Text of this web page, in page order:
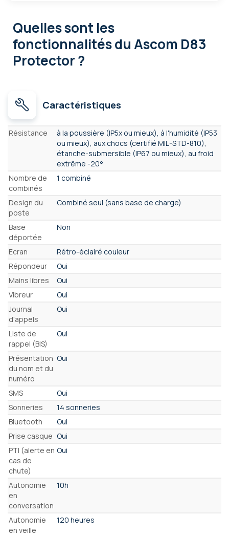
Quelles sont les
fonctionnalitésdu Ascom D83
Protector ?
Caractéristiques
Caractéristiques
Résistance
à la poussière (IP5x ou mieux), à l'humidité (IP53
ou mieux), aux chocs (certifié MIL-STD-810),
étanche-submersible (IP67 ou mieux), au froid
extrême -20°
Nombre de
combinés
1 combiné
Design du
poste
Combiné seul (sans base de charge)
Base
déportée
Non
Ecran
Rétro-éclairé couleur
Répondeur
Oui
Mains libres
Oui
Vibreur
Oui
Journal
d'appels
Oui
Liste de
rappel (BIS)
Oui
Présentation
du nom et du
numéro
Oui
SMS
Oui
Sonneries
14 sonneries
Bluetooth
Oui
Prise casque Oui
PTI (alerte en
cas de
chute)
Oui
Autonomie
en
conversation
10h
Autonomie
en veille
120 heures